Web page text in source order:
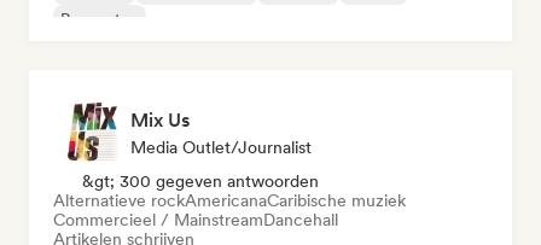
Reggaeton
Mix Us
Media Outlet/Journalist
&gt; 300 gegeven antwoorden
Alternatieve rockAmericanaCaribische muziek
Commercieel / MainstreamDancehall
Artikelen schrijven